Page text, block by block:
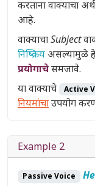
करताना वाक्याचा
आहे.
वाक्याचाSubject
निष्क्रिय असल्यामुळे
प्रयोगाचेसमजावे.
या वाक्याचे
Active
नियमांचाउपयोग
Example 2
Passive Voice He